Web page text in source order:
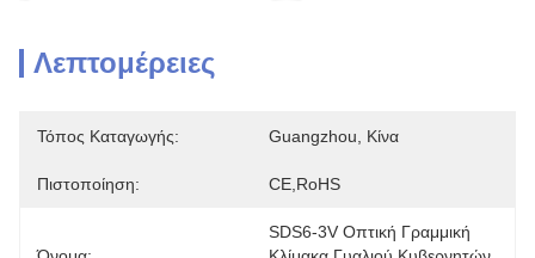
Λεπτομέρειες
Τόπος Καταγωγής: Guangzhou, Κίνα
Πιστοποίηση: CE,RoHS
SDS6-3V Οπτική Γραμμική